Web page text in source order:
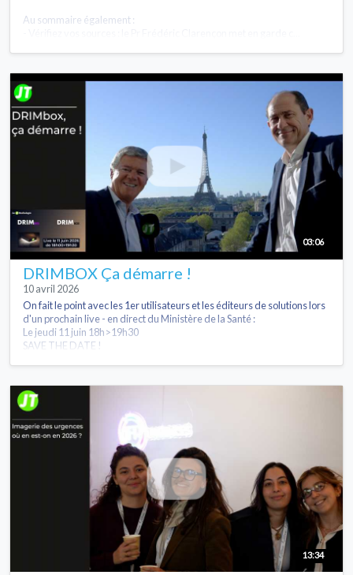
Au sommaire également :
03:06
DRIMBOX Ça démarre !
10 avril 2026
On fait le point avec les 1er utilisateurs et les éditeurs de solutions lors
d'un prochain live - en direct du Ministère de la Santé :
Le jeudi 11 juin 18h>19h30
SAVE THE DATE !
13:34